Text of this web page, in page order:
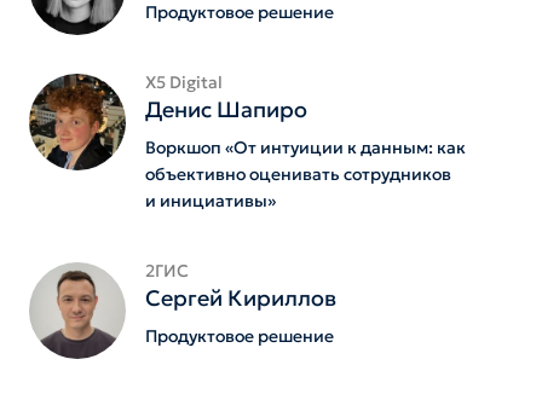
Продуктовое решение
X5 Digital
Денис Шапиро
Воркшоп «От интуиции к данным: как
объективно оценивать сотрудников
и инициативы»
2ГИС
Сергей Кириллов
Продуктовое решение